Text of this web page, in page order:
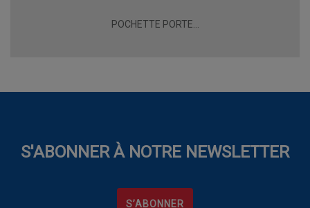
POCHETTE PORTE...
S'ABONNER À NOTRE NEWSLETTER